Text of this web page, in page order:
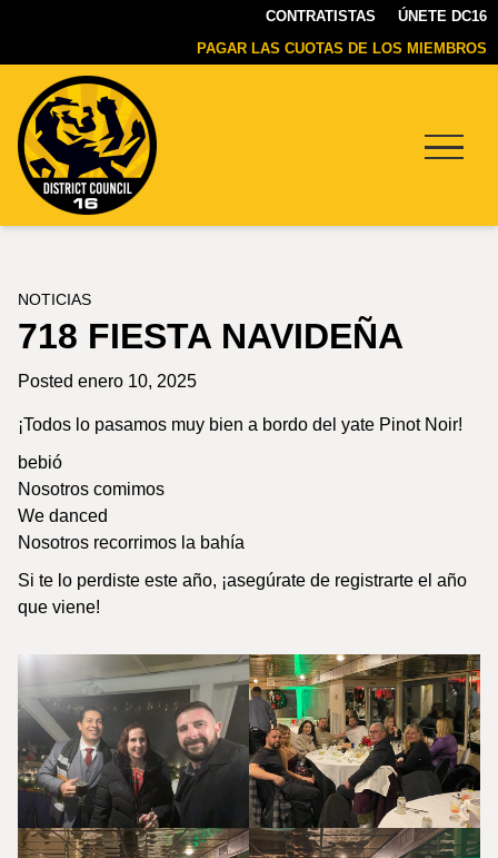
CONTRATISTAS
ÚNETE DC16
PAGAR LAS CUOTAS DE LOS MIEMBROS
NOTICIAS
718 FIESTA NAVIDEÑA
Posted enero 10, 2025
¡Todos lo pasamos muy bien a bordo del yate Pinot Noir!
bebió
Nosotros comimos
We danced
Nosotros recorrimos la bahía
Si te lo perdiste este año, ¡asegúrate de registrarte el año
que viene!